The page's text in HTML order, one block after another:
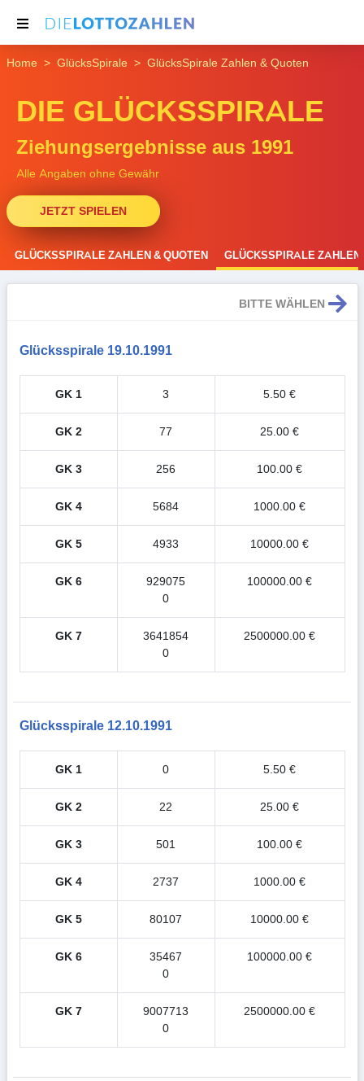
NACHRICHTEN
THEMEN
SERVICE
Home GlücksSpirale GlücksSpirale Zahlen & Quoten
DIE GLÜCKSSPIRALE
Ziehungsergebnisse aus 1991
Alle Angaben ohne Gewähr
JETZT SPIELEN
GLÜCKSSPIRALE ZAHLEN & QUOTEN GLÜCKSSPIRALE ZAHLEN
Glücksspirale 19.10.1991
GK 1 3 5.50 €
GK 2 77 25.00 €
GK 3 256 100.00 €
GK 4 5684 1000.00 €
GK 5 4933 10000.00 €
GK 6
929075
0
100000.00 €
GK 7
3641854
0
2500000.00 €
Glücksspirale 12.10.1991
GK 1 0 5.50 €
GK 2 22 25.00 €
GK 3 501 100.00 €
GK 4 2737 1000.00 €
GK 5 80107 10000.00 €
GK 6
35467
0
100000.00 €
GK 7
9007713
0
2500000.00 €
BITTE WÄHLEN